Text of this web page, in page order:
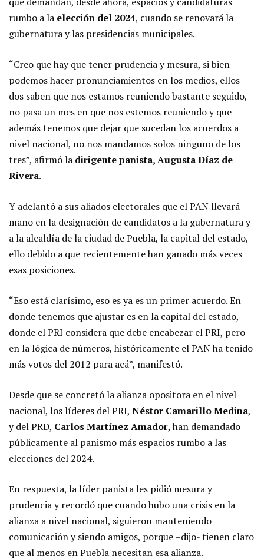
rumbo a la elección del 2024, cuando se renovará la
gubernatura y las presidencias municipales.
“Creo que hay que tener prudencia y mesura, si bien
podemos hacer pronunciamientos en los medios, ellos
dos saben que nos estamos reuniendo bastante seguido,
no pasa un mes en que nos estemos reuniendo y que
además tenemos que dejar que sucedan los acuerdos a
nivel nacional, no nos mandamos solos ninguno de los
tres”, afirmó la dirigente panista, Augusta Díaz de
Rivera.
Y adelantó a sus aliados electorales que el PAN llevará
mano en la designación de candidatos a la gubernatura y
a la alcaldía de la ciudad de Puebla, la capital del estado,
ello debido a que recientemente han ganado más veces
esas posiciones.
“Eso está clarísimo, eso es ya es un primer acuerdo. En
donde tenemos que ajustar es en la capital del estado,
donde el PRI considera que debe encabezar el PRI, pero
en la lógica de números, históricamente el PAN ha tenido
más votos del 2012 para acá”, manifestó.
Desde que se concretó la alianza opositora en el nivel
nacional, los líderes del PRI, Néstor Camarillo Medina,
y del PRD, Carlos Martínez Amador, han demandado
públicamente al panismo más espacios rumbo a las
elecciones del 2024.
En respuesta, la líder panista les pidió mesura y
prudencia y recordó que cuando hubo una crisis en la
alianza a nivel nacional, siguieron manteniendo
comunicación y siendo amigos, porque –dijo- tienen claro
que al menos en Puebla necesitan esa alianza.